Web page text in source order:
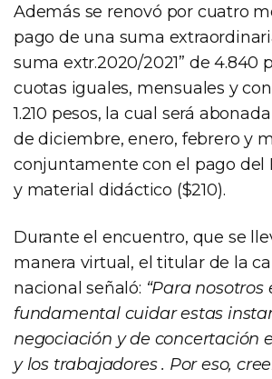
Además se renovó por cuatro
pago de una suma
suma extr.2020/2021” de 4.840
cuotas iguales, mensuales y
1.210 pesos, la cual será
de diciembre, enero, febrero y
conjuntamente con el pago del
y material didáctico ($210).
Durante el encuentro, que se
manera virtual, el titular de la
nacional señaló: “Para nosotros
fundamental cuidar estas
negociación y de concertación
y los trabajadores . Por eso,